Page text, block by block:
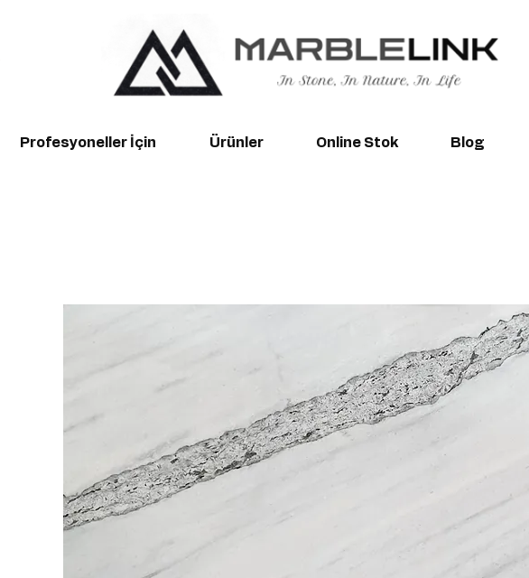
Profesyoneller İçin Ürünler Online Stok Blog